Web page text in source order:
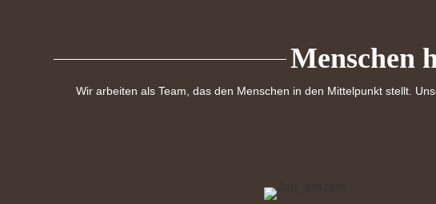
Menschen
Wir arbeiten als Team, das den Menschen in den Mittelpunkt stellt.